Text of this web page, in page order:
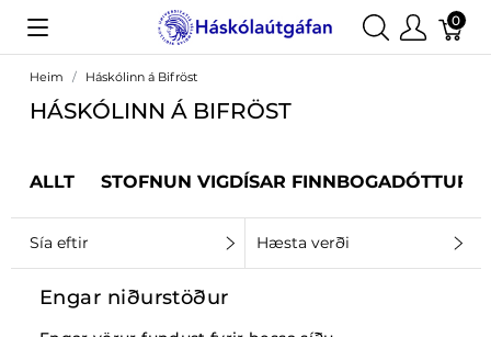
0
Heim Háskólinn á Bifröst
HÁSKÓLINN Á BIFRÖST
ALLT STOFNUN VIGDÍSAR FINNBOGADÓTTUR
Sía eftir Hæsta verði
Engar niðurstöður